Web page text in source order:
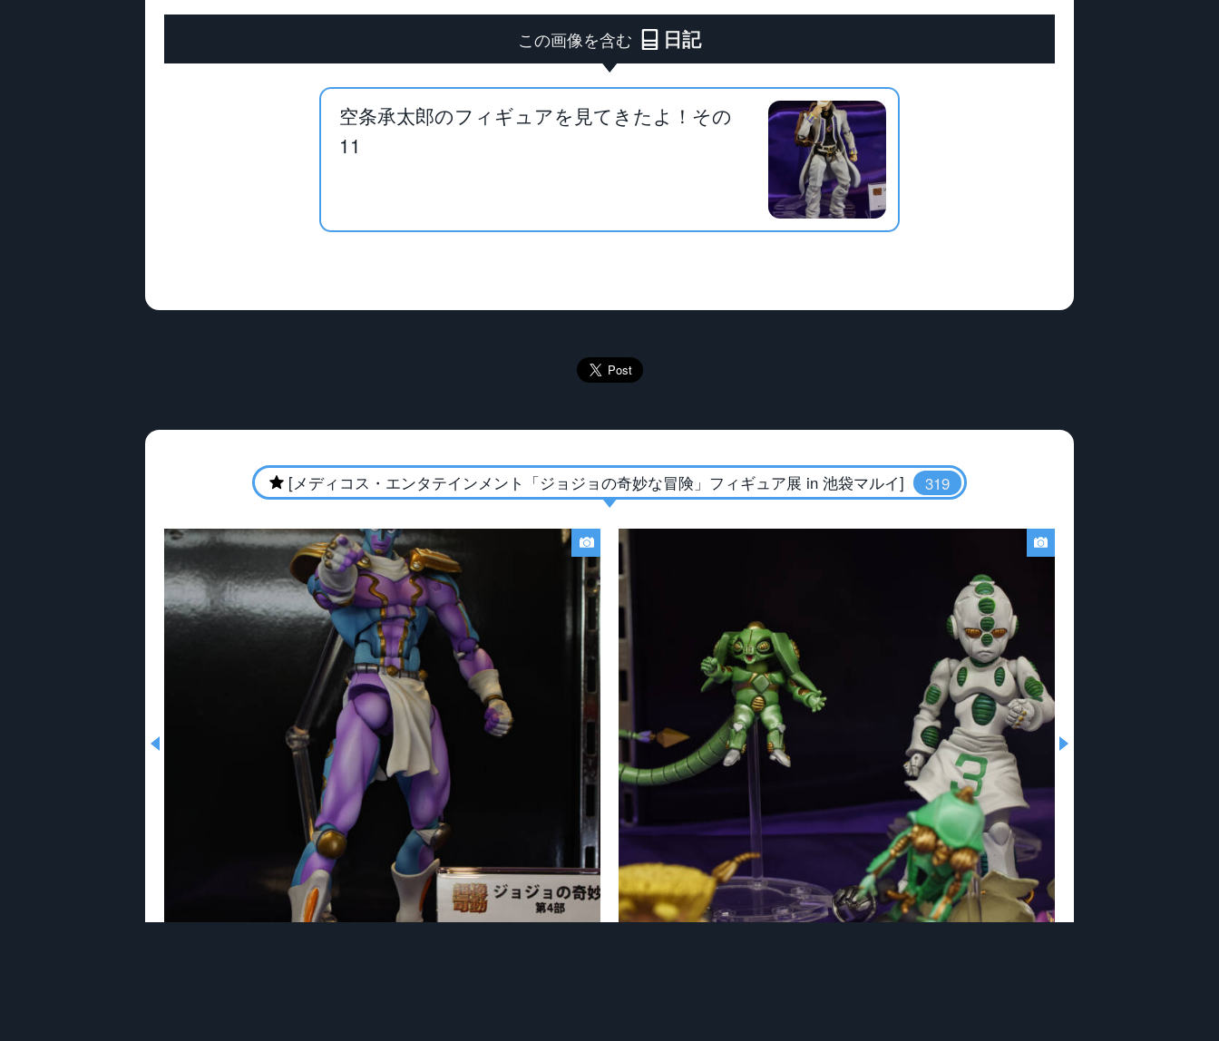
この画像を含む 日記
空条承太郎のフィギュアを見てきたよ！その
11
[メディコス・エンタテインメント「ジョジョの奇妙な冒険」フィギュア展 in 池袋マルイ] 319